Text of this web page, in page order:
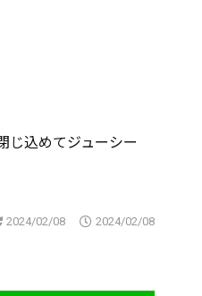
じ込めてジューシー
2024/02/08 2024/02/08